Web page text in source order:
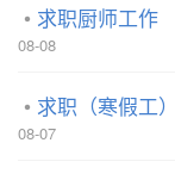
求职厨师工作
08-08
求职（寒假工）
08-07